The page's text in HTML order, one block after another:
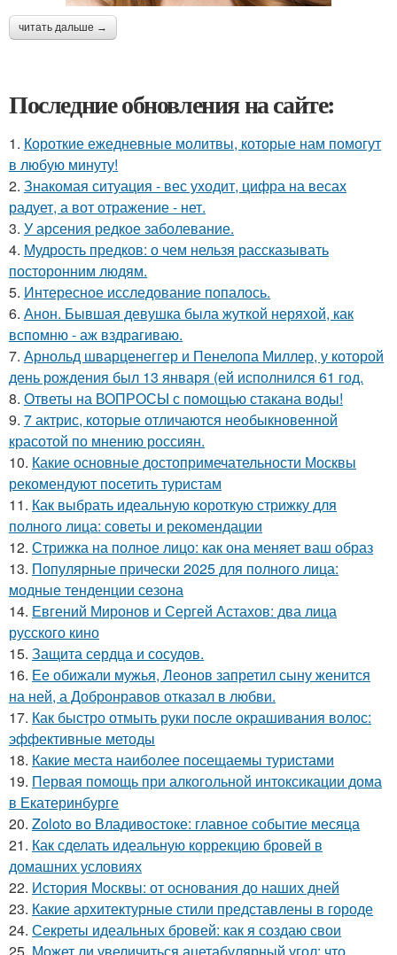
читать дальше →
Последние обновления на сайте:
1. Короткие ежедневные молитвы, которые нам помогут
в любую минуту!
2. Знакомая ситуация - вес уходит, цифра на весах
радует, а вот отражение - нет.
3. У арсения редкое заболевание.
4. Мудрость предков: о чем нельзя рассказывать
посторонним людям.
5. Интересное исследование попалось.
6. Анон. Бывшая девушка была жуткой неряхой, как
вспомню - аж вздрагиваю.
7. Арнольд шварценеггер и Пенелопа Миллер, у которой
день рождения был 13 января (ей исполнился 61 год.
8. Ответы на ВОПРОСЫ с помощью стакана воды!
9. 7 актрис, которые отличаются необыкновенной
красотой по мнению россиян.
10. Какие основные достопримечательности Москвы
рекомендуют посетить туристам
11. Как выбрать идеальную короткую стрижку для
полного лица: советы и рекомендации
12. Стрижка на полное лицо: как она меняет ваш образ
13. Популярные прически 2025 для полного лица:
модные тенденции сезона
14. Евгений Миронов и Сергей Астахов: два лица
русского кино
15. Защита сердца и сосудов.
16. Ее обижали мужья, Леонов запретил сыну женится
на ней, а Добронравов отказал в любви.
17. Как быстро отмыть руки после окрашивания волос:
эффективные методы
18. Какие места наиболее посещаемы туристами
19. Первая помощь при алкогольной интоксикации дома
в Екатеринбурге
20. Zoloto во Владивостоке: главное событие месяца
21. Как сделать идеальную коррекцию бровей в
домашних условиях
22. История Москвы: от основания до наших дней
23. Какие архитектурные стили представлены в городе
24. Секреты идеальных бровей: как я создаю свои